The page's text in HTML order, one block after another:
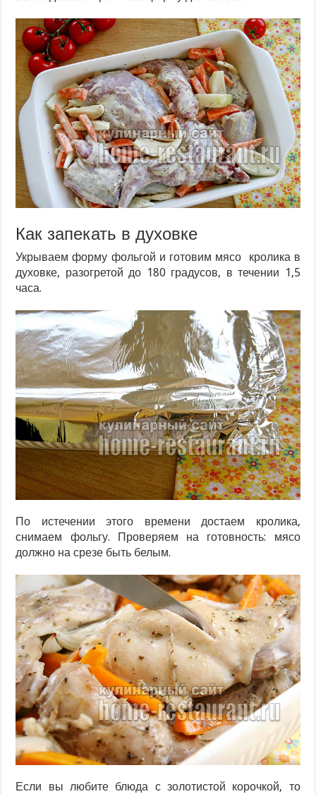
Как запекать в духовке
Укрываем форму фольгой и готовим мясо кролика в
духовке, разогретой до 180 градусов, в течении 1,5
часа.
По истечении этого времени достаем кролика,
снимаем фольгу. Проверяем на готовность: мясо
должно на срезе быть белым.
Если вы любите блюда с золотистой корочкой, то